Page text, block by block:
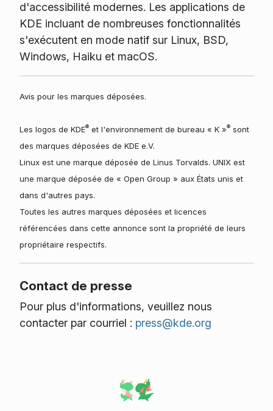
d'accessibilité modernes. Les applications de
KDE incluant de nombreuses fonctionnalités
s'exécutent en mode natif sur Linux, BSD,
Windows, Haiku et macOS.
Avis pour les marques déposées.
Les logos de KDE®et l'environnement de bureau « K »®sont
des marques déposées de KDE e.V.
Linux est une marque déposée de Linus Torvalds. UNIX est
une marque déposée de « Open Group » aux États unis et
dans d'autres pays.
Toutes les autres marques déposées et licences
référencées dans cette annonce sont la propriété de leurs
propriétaire respectifs.
Contact de presse
Pour plus d'informations, veuillez nous
contacter par courriel : press@kde.org